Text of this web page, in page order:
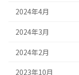
2024年4月
2024年3月
2024年2月
2023年10月